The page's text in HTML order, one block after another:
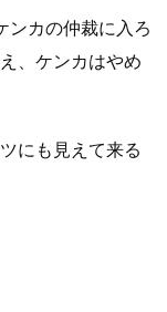
ンカの仲裁に入ろ
、ケンカはやめ
にも見えて来る